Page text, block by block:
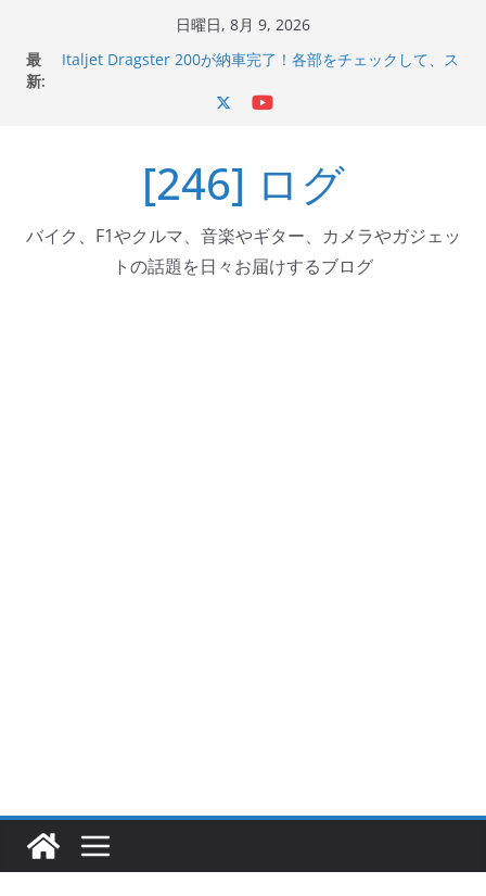
日曜日, 8月 9, 2026
最
新:
Italjet Dragster 200が納車完了！各部をチェックして、ス
器エフェクターが返礼品でもらえる！
Italjet Dragster 200のフロントISSサスの動きが判ったら
コーナリングが楽しくなった
[246] ログ
バイク、F1やクルマ、音楽やギター、カメラやガジェッ
トの話題を日々お届けするブログ